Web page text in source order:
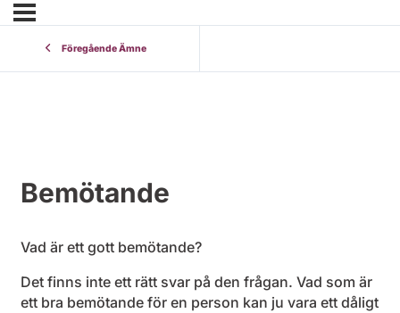
Föregående Ämne
Bemötande
Vad är ett gott bemötande?
Det finns inte ett rätt svar på den frågan. Vad som är
ett bra bemötande för en person kan ju vara ett dåligt